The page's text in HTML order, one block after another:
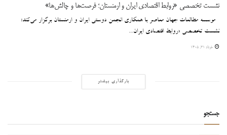
نشست تخصصی «روابط اقتصادی ایران و ارمنستان؛ فرصت‌ها و چالش‌ها»
موسسه مطالعات جهان معاصر با همکاری انجمن دوستی ایران و ارمنستان برگزار می‌کند:
نشست تخصصی «روابط اقتصادی ایران...
خرداد ۳۱, ۱۴۰۵
بارگذاری بیشتر
جستجو